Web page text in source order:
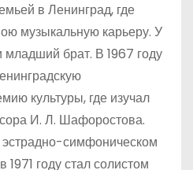
в Ленинград, где
музыкальную карьеру. У
младший брат. В 1967 году
культуры, где изучал
И. Л. Шафоростова.
симфоническом
году стал солистом